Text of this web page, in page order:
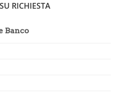
RICHIESTA
Banco